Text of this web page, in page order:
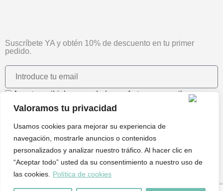
Valoramos tu privacidad
Usamos cookies para mejorar su experiencia de
navegación, mostrarle anuncios o contenidos
personalizados y analizar nuestro tráfico. Al hacer clic en
“Aceptar todo” usted da su consentimiento a nuestro uso de
las cookies.
Política de cookies
Suscríbete YA y obtén 10% de descuento en tu primer
pedido.
Acepto recibir las novedades y ofertas por email.
¡ME SUSCRIBO!
Te prometemos que no hacemos SPAM :)
Powered by
Este BOLA METAL PLATA 16 CM DIÁM. es seguramente lo
que necesitas para tu casa y tiene un precio estupendo de
9,00€